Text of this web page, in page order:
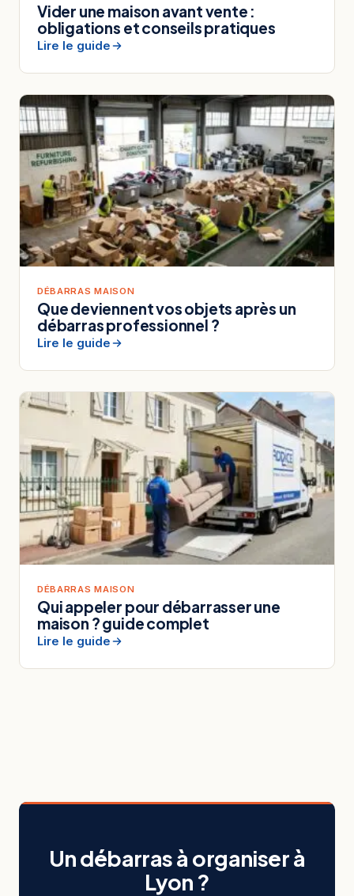
Vider une maison avant vente :
obligations et conseils pratiques
Lire le guide
DÉBARRAS MAISON
Que deviennent vos objets après un
débarras professionnel ?
Lire le guide
DÉBARRAS MAISON
Qui appeler pour débarrasser une
maison ? guide complet
Lire le guide
Un débarras à organiser à
Lyon ?